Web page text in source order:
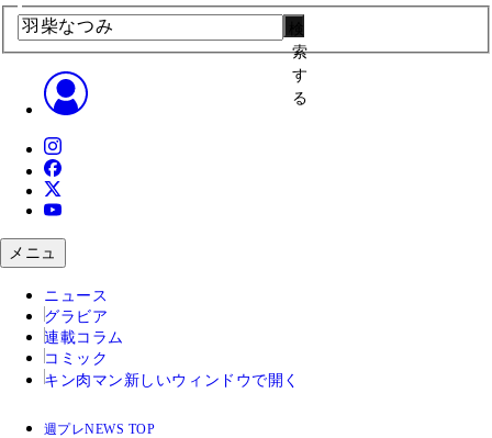
索
す
る
メニュ
ニュース
グラビア
連載コラム
コミック
キン肉マン 新しいウィンドウで開く
週プレNEWS TOP